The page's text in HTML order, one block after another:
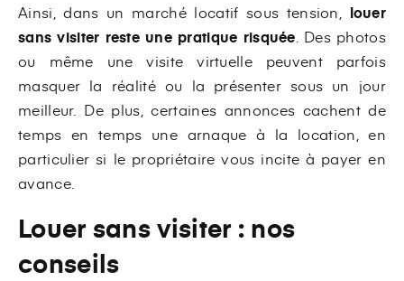
Ainsi, dans un marché locatif sous tension, louer
sans visiter reste une pratique risquée . Des photos
ou même une visite virtuelle peuvent parfois
masquer la réalité ou la présenter sous un jour
meilleur. De plus, certaines annonces cachent de
temps en temps une arnaque à la location, en
particulier si le propriétaire vous incite à payer en
avance.
Louer sans visiter : nos
conseils